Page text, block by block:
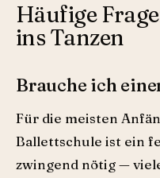
Häufige
ins Tanzen
Brauche ich
Für die meisten
Ballettschule ist ein
zwingend nötig —